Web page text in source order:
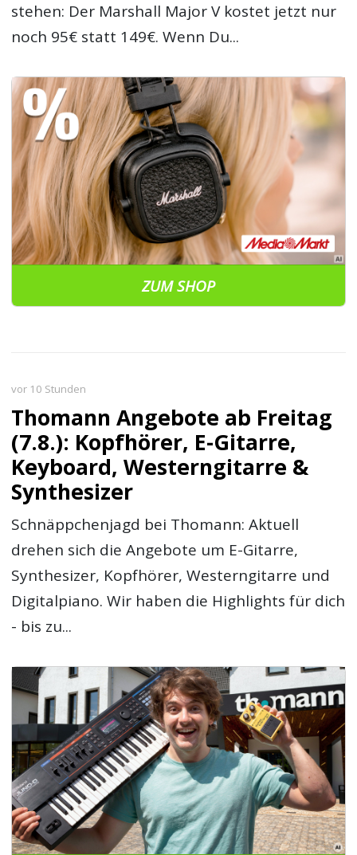
stehen: Der Marshall Major V kostet jetzt nur
noch 95€ statt 149€. Wenn Du...
ZUM SHOP
vor 10 Stunden
Thomann Angebote ab Freitag
(7.8.): Kopfhörer, E-Gitarre,
Keyboard, Westerngitarre &
Synthesizer
Schnäppchenjagd bei Thomann: Aktuell
drehen sich die Angebote um E-Gitarre,
Synthesizer, Kopfhörer, Westerngitarre und
Digitalpiano. Wir haben die Highlights für dich
- bis zu...